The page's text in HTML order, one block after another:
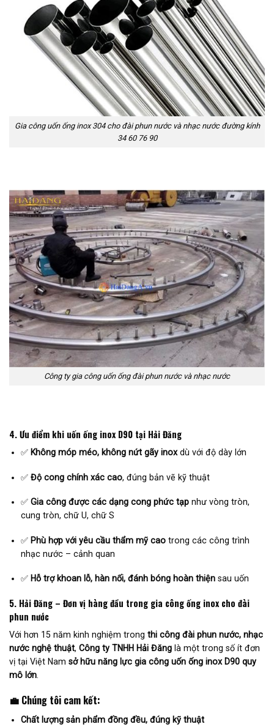
Gia công uốn ống inox 304 cho đài phun nước và nhạc nước đường kính
34 60 76 90
Công ty gia công uốn ống đài phun nước và nhạc nước
4. Ưu điểm khi uốn ống inox D90 tại Hải Đăng
✅ Không móp méo, không nứt gãy inoxdù với độ dày lớn
✅ Độ cong chính xác cao, đúng bản vẽ kỹ thuật
✅ Gia công được các dạng cong phức tạpnhư vòng tròn,
cung tròn, chữ U, chữ S
✅ Phù hợp với yêu cầu thẩm mỹ caotrong các công trình
nhạc nước – cảnh quan
✅ Hỗ trợ khoan lỗ, hàn nối, đánh bóng hoàn thiệnsau uốn
5. Hải Đăng – Đơn vị hàng đầu trong gia công ống inox cho đài
phun nước
Với hơn 15 năm kinh nghiệm trong thi công đài phun nước, nhạc
nước nghệ thuật, Công ty TNHH Hải Đăng là một trong số ít đơn
vị tại Việt Nam sở hữu năng lực gia công uốn ống inox D90 quy
mô lớn
💼 Chúng tôi cam kết:
Chất lượng sản phẩm đồng đều, đúng kỹ thuật